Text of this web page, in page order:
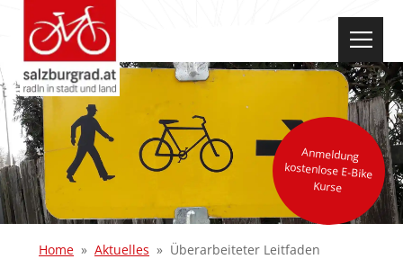
Anmeldung
kostenlose E-Bike
Kurse
Home Aktuelles
Überarbeiteter Leitfaden